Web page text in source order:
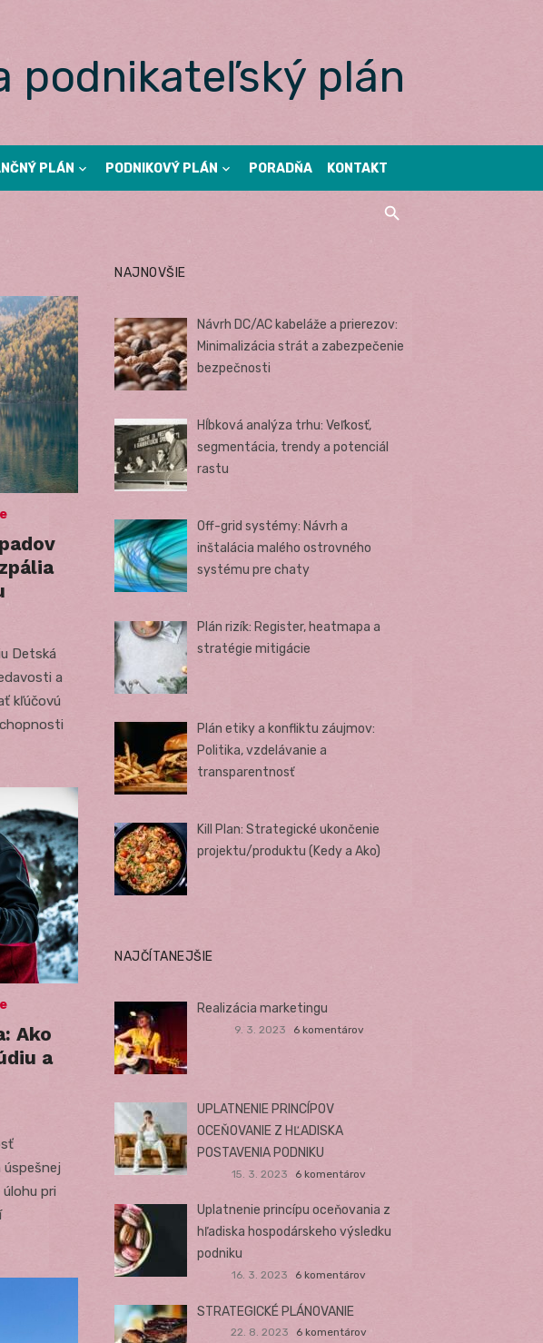
podnikateľský plán
PLÁN PODNIKOVÝ PLÁN PORADŇA KONTAKT
Detská
a
kľúčovú
Ako
a
úspešnej
pri
NAJNOVŠIE
Návrh DC/AC kabeláže a prierezov:
Minimalizácia strát a zabezpečenie
bezpečnosti
Hĺbková analýza trhu: Veľkosť,
segmentácia, trendy a potenciál
rastu
Off-grid systémy: Návrh a
inštalácia malého ostrovného
systému pre chaty
Plán rizík: Register, heatmapa a
stratégie mitigácie
Plán etiky a konfliktu záujmov:
Politika, vzdelávanie a
transparentnosť
Kill Plan: Strategické ukončenie
projektu/produktu (Kedy a Ako)
NAJČÍTANEJŠIE
Realizácia marketingu
9. 3. 2023 6 komentárov
UPLATNENIE PRINCÍPOV
OCEŇOVANIE Z HĽADISKA
POSTAVENIA PODNIKU
15. 3. 2023 6 komentárov
Uplatnenie princípu oceňovania z
hľadiska hospodárskeho výsledku
podniku
16. 3. 2023 6 komentárov
STRATEGICKÉ PLÁNOVANIE
22. 8. 2023 6 komentárov